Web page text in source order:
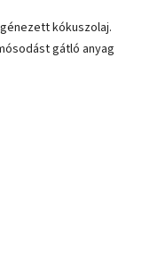
kókuszolaj.
gátló anyag